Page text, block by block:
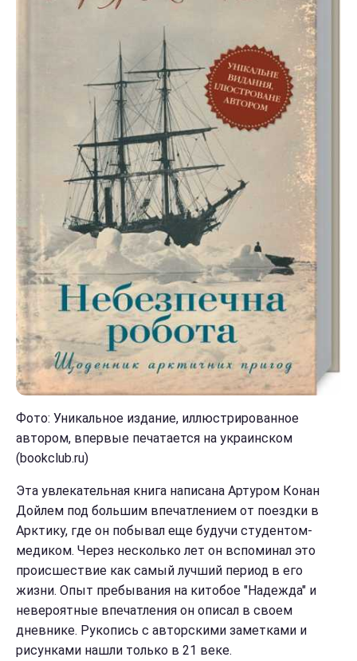
Фото: Уникальное издание, иллюстрированное
автором, впервые печатается на украинском
(bookclub.ru)
Эта увлекательная книга написана Артуром Конан
Дойлем под большим впечатлением от поездки в
Арктику, где он побывал еще будучи студентом-
медиком. Через несколько лет он вспоминал это
происшествие как самый лучший период в его
жизни. Опыт пребывания на китобое "Надежда" и
невероятные впечатления он описал в своем
дневнике. Рукопись с авторскими заметками и
рисунками нашли только в 21 веке.